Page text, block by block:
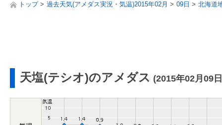
トップ 過去天気(アメダス実況・気温)2015年02月 09日 北海道
天塩(テシオ)のアメダス (2015年02月09